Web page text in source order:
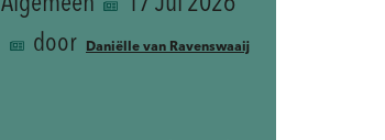
door
Daniëlle van Ravenswaaij